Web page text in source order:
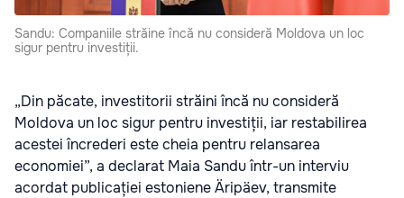
Sandu: Companiile străine încă nu consideră Moldova un loc
sigur pentru investiții.
„Din păcate, investitorii străini încă nu consideră
Moldova un loc sigur pentru investiții, iar restabilirea
acestei încrederi este cheia pentru relansarea
economiei”, a declarat Maia Sandu într-un interviu
acordat publicației estoniene Äripäev, transmite